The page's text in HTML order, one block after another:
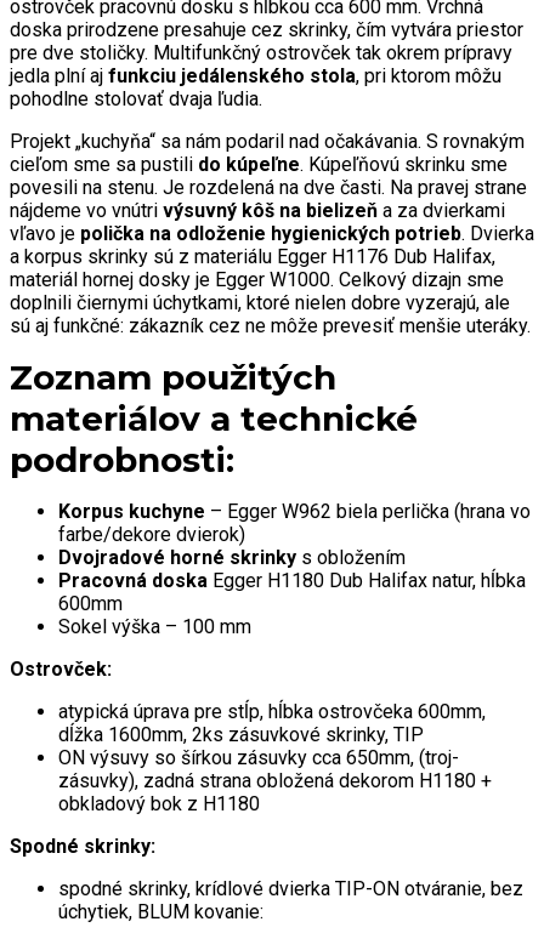
ostrovček pracovnú dosku s hĺbkou cca 600 mm. Vrchná
doska prirodzene presahuje cez skrinky, čím vytvára priestor
pre dve stoličky. Multifunkčný ostrovček tak okrem prípravy
jedla plní aj funkciu jedálenského stola, pri ktorom môžu
pohodlne stolovať dvaja ľudia.
Projekt „kuchyňa“ sa nám podaril nad očakávania. S rovnakým
cieľom sme sa pustili do kúpeľne. Kúpeľňovú skrinku sme
povesili na stenu. Je rozdelená na dve časti. Na pravej strane
nájdeme vo vnútri výsuvný kôš na bielizeň a za dvierkami
vľavo je polička na odloženie hygienických potrieb. Dvierka
a korpus skrinky sú z materiálu Egger H1176 Dub Halifax,
materiál hornej dosky je Egger W1000. Celkový dizajn sme
doplnili čiernymi úchytkami, ktoré nielen dobre vyzerajú, ale
sú aj funkčné: zákazník cez ne môže prevesiť menšie uteráky.
Zoznam použitých
materiálov a technické
podrobnosti:
Korpus kuchyne – Egger W962 biela perlička (hrana vo
farbe/dekore dvierok)
Dvojradové horné skrinky s obložením
Pracovná doska Egger H1180 Dub Halifax natur, hĺbka
600mm
Sokel výška – 100 mm
Ostrovček:
atypická úprava pre stĺp, hĺbka ostrovčeka 600mm,
dĺžka 1600mm, 2ks zásuvkové skrinky, TIP
ON výsuvy so šírkou zásuvky cca 650mm, (troj-
zásuvky), zadná strana obložená dekorom H1180 +
obkladový bok z H1180
Spodné skrinky:
spodné skrinky, krídlové dvierka TIP-ON otváranie, bez
úchytiek, BLUM kovanie: